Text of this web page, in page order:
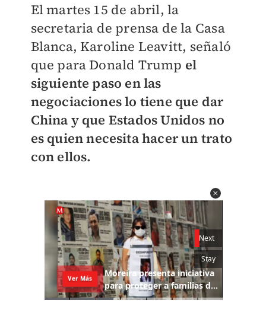
El martes 15 de abril, la
secretaria de prensa de la Casa
Blanca, Karoline Leavitt, señaló
que para Donald Trump el
siguiente paso en las
negociaciones lo tiene que dar
China y que Estados Unidos no
es quien necesita hacer un trato
con ellos.